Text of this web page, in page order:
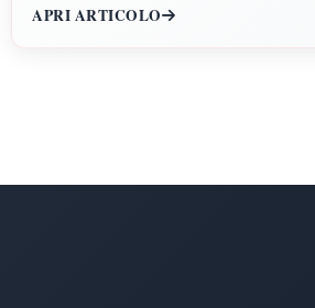
Dipartimenti di Scienze Giuridiche ed
APRI ARTICOLO